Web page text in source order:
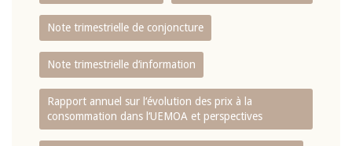
Note trimestrielle de conjoncture
Note trimestrielle d‘information
Rapport annuel sur l‘évolution des prix à la
consommation dans l‘UEMOA et perspectives